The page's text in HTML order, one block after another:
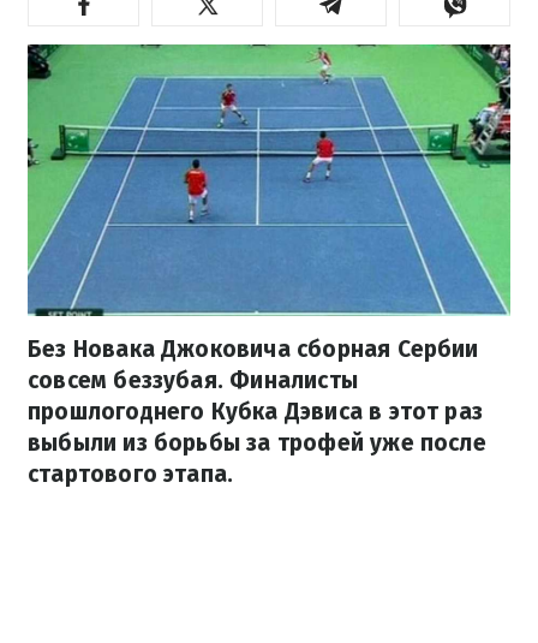
Без Новака Джоковича сборная Сербии
совсем беззубая. Финалисты
прошлогоднего Кубка Дэвиса в этот раз
выбыли из борьбы за трофей уже после
стартового этапа.